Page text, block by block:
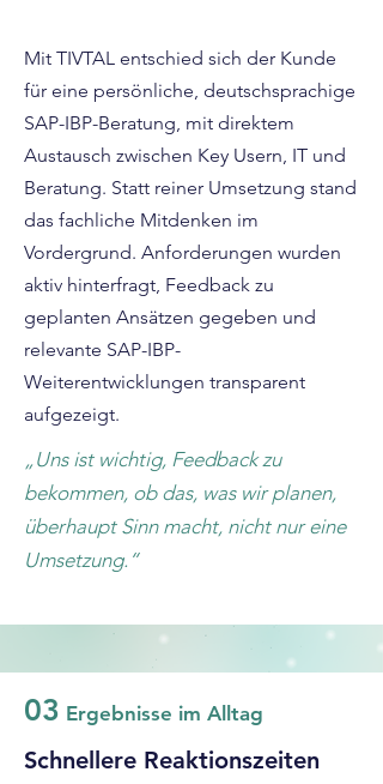
Mit TIVTAL entschied sich der Kunde
für eine persönliche, deutschsprachige
SAP-IBP-Beratung, mit direktem
Austausch zwischen Key Usern, IT und
Beratung. Statt reiner Umsetzung stand
das fachliche Mitdenken im
Vordergrund. Anforderungen wurden
aktiv hinterfragt, Feedback zu
geplanten Ansätzen gegeben und
relevante SAP-IBP-
Weiterentwicklungen transparent
aufgezeigt.
„Uns ist wichtig, Feedback zu
bekommen, ob das, was wir planen,
überhaupt Sinn macht, nicht nur eine
Umsetzung.“
03 Ergebnisse im Alltag
Schnellere Reaktionszeiten